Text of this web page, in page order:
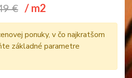
€ / m2
ponuky, v čo najkratšom
základné parametre